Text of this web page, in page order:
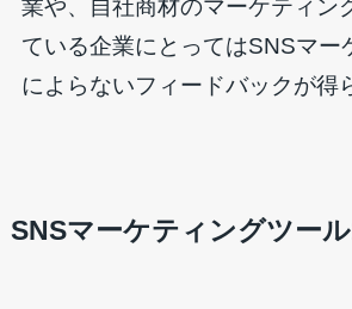
業や、自社商材のマーケティン
ている企業にとってはSNSマー
によらないフィードバックが得
SNSマーケティングツー